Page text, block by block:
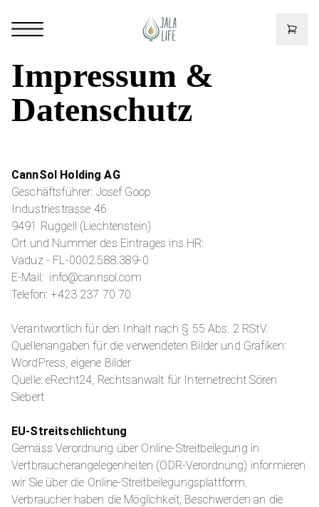
Impressum &
Datenschutz
CannSol Holding AG
Geschäftsführer: Josef Goop
Industriestrasse 46
9491 Ruggell (Liechtenstein)
Ort und Nummer des Eintrages ins HR:
Vaduz - FL-0002.588.389-0
E-Mail: info@cannsol.com
Telefon: +423 237 70 70
Verantwortlich für den Inhalt nach § 55 Abs. 2 RStV.
Quellenangaben für die verwendeten Bilder und Grafiken:
WordPress, eigene Bilder
Quelle: eRecht24, Rechtsanwalt für Internetrecht Sören
Siebert
EU-Streitschlichtung
Gemäss Verordnung über Online-Streitbeilegung in
Vertbraucherangelegenheiten (ODR-Verordnung) informieren
wir Sie über die Online-Streitbeilegungsplattform.
Verbraucher haben die Möglichkeit, Beschwerden an die